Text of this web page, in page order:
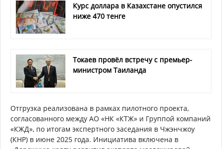
Курс доллара в Казахстане опустился
ниже 470 тенге
Токаев провёл встречу с премьер-
министром Таиланда
Отгрузка реализована в рамках пилотного проекта,
согласованного между АО «НК «КТЖ» и Группой компаний
«КЖД», по итогам экспертного заседания в Чжэнчжоу
(КНР) в июне 2025 года. Инициатива включена в